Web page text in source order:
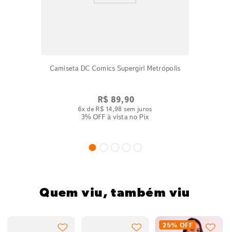
Camiseta DC Comics Supergirl Metrópolis
R$ 89,90
6x de R$ 14,98 sem juros
3% OFF à vista no Pix
Quem viu, também viu
25% OFF